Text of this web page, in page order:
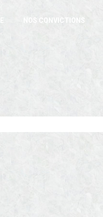
NOS CONVICTIONS